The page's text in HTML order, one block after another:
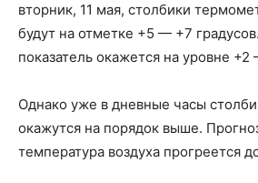
вторник, 11 мая, столбики
будут на отметке +5 — +7
показатель окажется на уровне +2
Однако уже в дневные часы
окажутся на порядок выше.
температура воздуха прогреется